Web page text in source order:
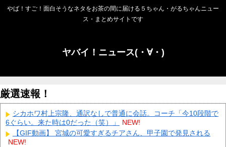
やば！すご！面白そうなネタをお茶の間に届ける５ちゃん・がるちゃんニュー
ス・まとめサイトです
ヤバイ！ニュース(・∀・)
厳選速報！
シカホワ村上宗隆、通訳なしで普通に会話。コーチ「今10段階で
6ぐらい。来た時は0だった（笑）」
NEW!
【GIF動画】 宮城の可愛すぎるチアさん、甲子園で発見される
NEW!